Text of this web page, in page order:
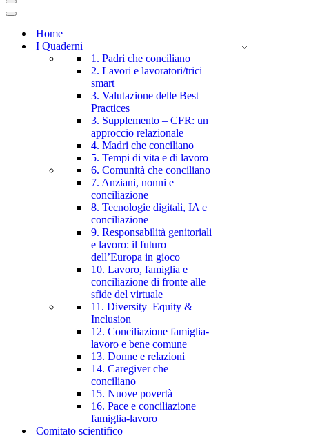
Menu
di
Menu
navigazione
Home
I Quaderni
1. Padri che conciliano
2. Lavori e lavoratori/trici
smart
3. Valutazione delle Best
Practices
3. Supplemento – CFR: un
approccio relazionale
4. Madri che conciliano
5. Tempi di vita e di lavoro
6. Comunità che conciliano
7. Anziani, nonni e
conciliazione
8. Tecnologie digitali, IA e
conciliazione
9. Responsabilità genitoriali
e lavoro: il futuro
dell’Europa in gioco
10. Lavoro, famiglia e
conciliazione di fronte alle
sfide del virtuale
11. Diversity Equity &
Inclusion
12. Conciliazione famiglia-
lavoro e bene comune
13. Donne e relazioni
14. Caregiver che
conciliano
15. Nuove povertà
16. Pace e conciliazione
famiglia-lavoro
Comitato scientifico